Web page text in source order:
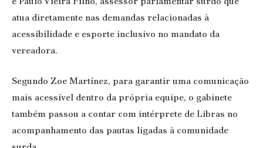
atua diretamente nas demandas relacionadas à
acessibilidade e esporte inclusivo no mandato da
vereadora.
Segundo Zoe Martínez, para garantir uma comunicação
mais acessível dentro da própria equipe, o gabinete
também passou a contar com intérprete de Libras no
acompanhamento das pautas ligadas à comunidade